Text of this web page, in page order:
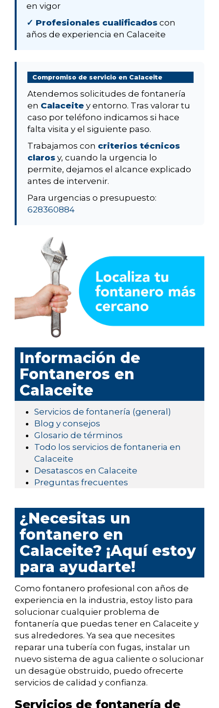
en vigor
✓ Profesionales cualificados con
años de experiencia en Calaceite
Compromiso de servicio en Calaceite
Atendemos solicitudes de fontanería
en Calaceite y entorno. Tras valorar tu
caso por teléfono indicamos si hace
falta visita y el siguiente paso.
Trabajamos con criterios técnicos
claros y, cuando la urgencia lo
permite, dejamos el alcance explicado
antes de intervenir.
Para urgencias o presupuesto:
628360884
Información de
Fontaneros en
Calaceite
Servicios de fontanería (general)
Blog y consejos
Glosario de términos
Todo los servicios de fontaneria en
Calaceite
Desatascos en Calaceite
Preguntas frecuentes
¿Necesitas un
fontanero en
Calaceite? ¡Aquí estoy
para ayudarte!
Como fontanero profesional con años de
experiencia en la industria, estoy listo para
solucionar cualquier problema de
fontanería que puedas tener en Calaceite y
sus alrededores. Ya sea que necesites
reparar una tubería con fugas, instalar un
nuevo sistema de agua caliente o solucionar
un desagüe obstruido, puedo ofrecerte
servicios de calidad y confianza.
Servicios de fontanería de